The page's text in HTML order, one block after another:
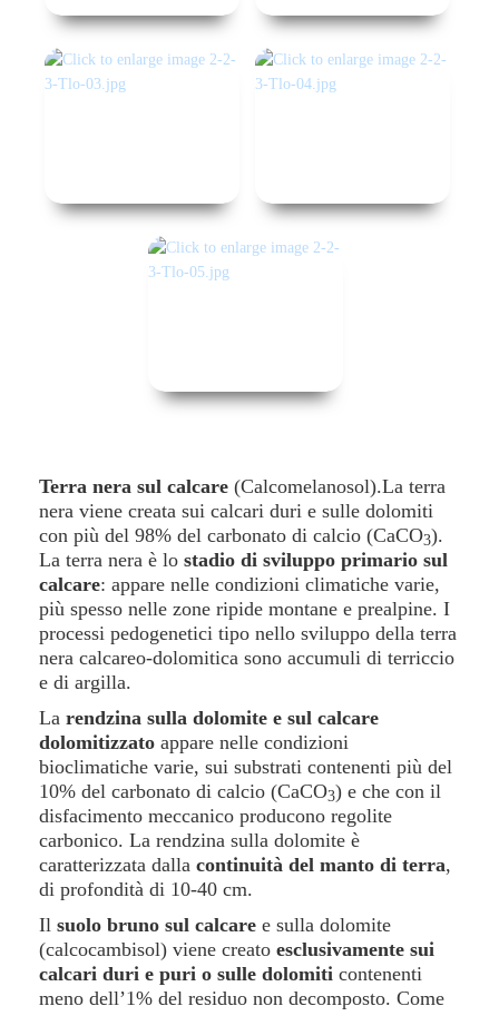
Terra nera sul calcare (Calcomelanosol).La terra
nera viene creata sui calcari duri e sulle dolomiti
con più del 98% del carbonato di calcio (CaCO3).
La terra nera è lo stadio di sviluppo primario sul
calcare: appare nelle condizioni climatiche varie,
più spesso nelle zone ripide montane e prealpine. I
processi pedogenetici tipo nello sviluppo della terra
nera calcareo-dolomitica sono accumuli di terriccio
e di argilla.
La rendzina sulla dolomite e sul calcare
dolomitizzato appare nelle condizioni
bioclimatiche varie, sui substrati contenenti più del
10% del carbonato di calcio (CaCO3) e che con il
disfacimento meccanico producono regolite
carbonico. La rendzina sulla dolomite è
caratterizzata dalla continuità del manto di terra,
di profondità di 10-40 cm.
Il suolo bruno sul calcare e sulla dolomite
(calcocambisol) viene creato esclusivamente sui
calcari duri e puri o sulle dolomiti contenenti
meno dell’1% del residuo non decomposto. Come